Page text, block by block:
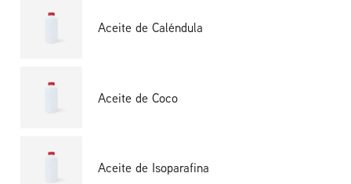
Aceite de Caléndula
Aceite de Coco
Aceite de Isoparafina